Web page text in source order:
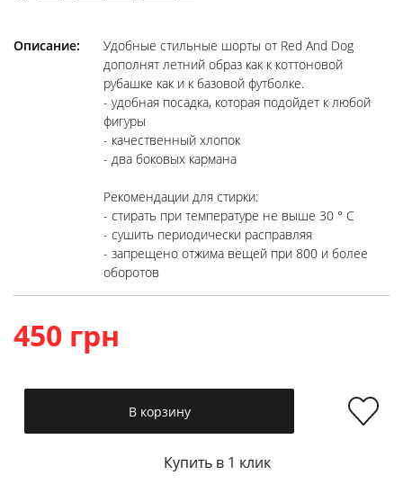
Описание:
Удобные стильные шорты от Red And Dog
дополнят летний образ как к коттоновой
рубашке как и к базовой футболке.
- удобная посадка, которая подойдет к любой
фигуры
- качественный хлопок
- два боковых кармана
Рекомендации для стирки:
- стирать при температуре не выше 30 ° C
- сушить периодически расправляя
- запрещено отжима вещей при 800 и более
оборотов
450 грн
В корзину
Купить в 1 клик